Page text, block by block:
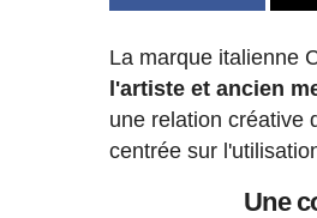
La marque italienne
l'artiste et ancien
une relation créative
centrée sur
Une